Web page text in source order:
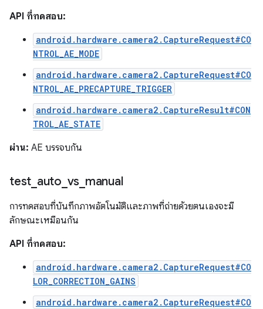
API ที่ทดสอบ:
android.hardware.camera2.CaptureRequest#CO
NTROL_AE_MODE
android.hardware.camera2.CaptureRequest#CO
NTROL_AE_PRECAPTURE_TRIGGER
android.hardware.camera2.CaptureResult#CON
TROL_AE_STATE
ผ่าน: AE บรรจบกัน
test auto vs manual
การทดสอบที่บันทึกภาพอัตโนมัติและภาพที่ถ่ายด้วยตนเองจะมี
ลักษณะเหมือนกัน
API ที่ทดสอบ:
android.hardware.camera2.CaptureRequest#CO
LOR_CORRECTION_GAINS
android.hardware.camera2.CaptureRequest#CO